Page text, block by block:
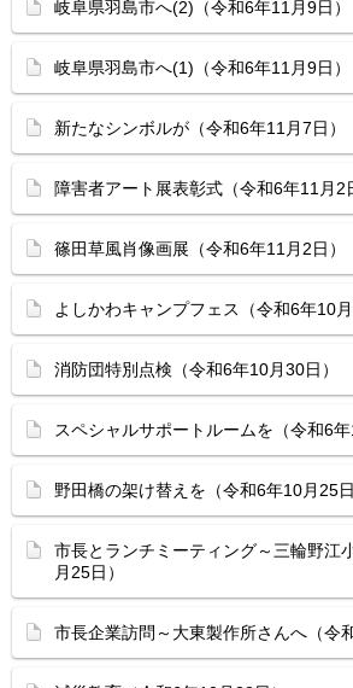
岐阜県羽島市へ(2)（令和6年11月9日）
岐阜県羽島市へ(1)（令和6年11月9日）
新たなシンボルが（令和6年11月7日）
障害者アート展表彰式（令和6年11月2
篠田草風肖像画展（令和6年11月2日）
よしかわキャンプフェス（令和6年10月
消防団特別点検（令和6年10月30日）
スペシャルサポートルームを（令和6年
野田橋の架け替えを（令和6年10月25日
市長とランチミーティング～三輪野江
月25日）
市長企業訪問～大東製作所さんへ（令